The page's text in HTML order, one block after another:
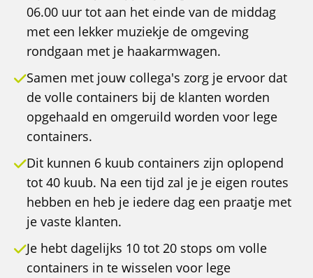
06.00 uur tot aan het einde van de middag
met een lekker muziekje de omgeving
rondgaan met je haakarmwagen.
Samen met jouw collega's zorg je ervoor dat
de volle containers bij de klanten worden
opgehaald en omgeruild worden voor lege
containers.
Dit kunnen 6 kuub containers zijn oplopend
tot 40 kuub. Na een tijd zal je je eigen routes
hebben en heb je iedere dag een praatje met
je vaste klanten.
Je hebt dagelijks 10 tot 20 stops om volle
containers in te wisselen voor lege